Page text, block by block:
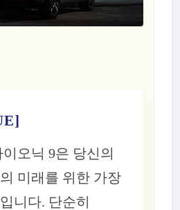
오닉 9은 당신의
미래를 위한 가장
니다. 단순히